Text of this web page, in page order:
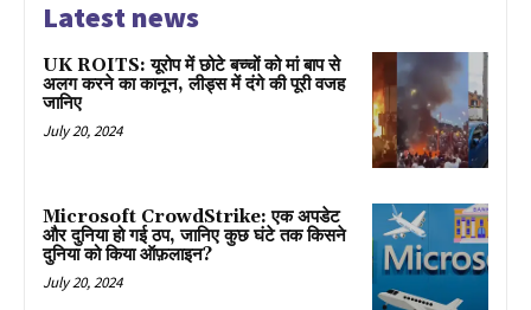
Latest news
UK ROITS: यूरोप में छोटे बच्चों को मां बाप से
अलग करने का कानून, लीड्स में दंगे की पूरी वजह
जानिए
July 20, 2024
Microsoft CrowdStrike: एक अपडेट
और दुनिया हो गई ठप, जानिए कुछ घंटे तक किसने
दुनिया को किया ऑफ़लाइन?
July 20, 2024